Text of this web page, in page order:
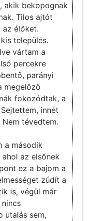
akik bekopognak
Tilos ajtót
az élőket.
település.
vártam a
percekre
parányi
megelőző
fokozódtak, a
innét
tévedtem.
a második
az elsőnek
ez a bajom a
zúdít a
is, végül már
utalás sem,